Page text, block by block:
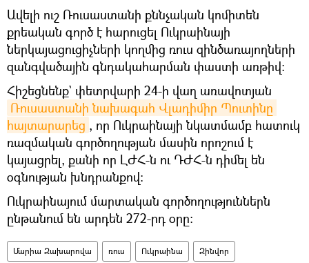
Ավելի ուշ Ռուսաստանի քննչական կոմիտեն
քրեական գործ է հարուցել Ուկրաինայի
ներկայացուցիչների կողմից ռուս զինծառայողների
զանգվածային գնդակահարման փաստի առթիվ։
Հիշեցնենք` փետրվարի 24-ի վաղ առավոտյան
Ռուսաստանի նախագահ Վլադիմիր Պուտինը
հայտարարեց , որ Ուկրաինայի նկատմամբ հատուկ
ռազմական գործողության մասին որոշում է
կայացրել, քանի որ ԼԺՀ-ն ու ԴԺՀ-ն դիմել են
օգնության խնդրանքով։
Ուկրաինայում մարտական գործողություններն
ընթանում են արդեն 272-րդ օրը։
Մարիա Զախարովա ռուս Ուկրաինա Զինվոր